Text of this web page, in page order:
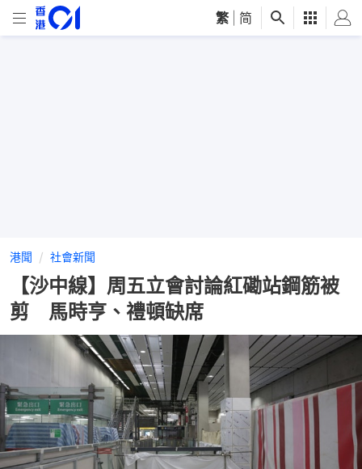
繁 简
港聞 社會新聞
【沙中線】周五立會討論紅磡站鋼筋被
剪 馬時亨、禮頓缺席